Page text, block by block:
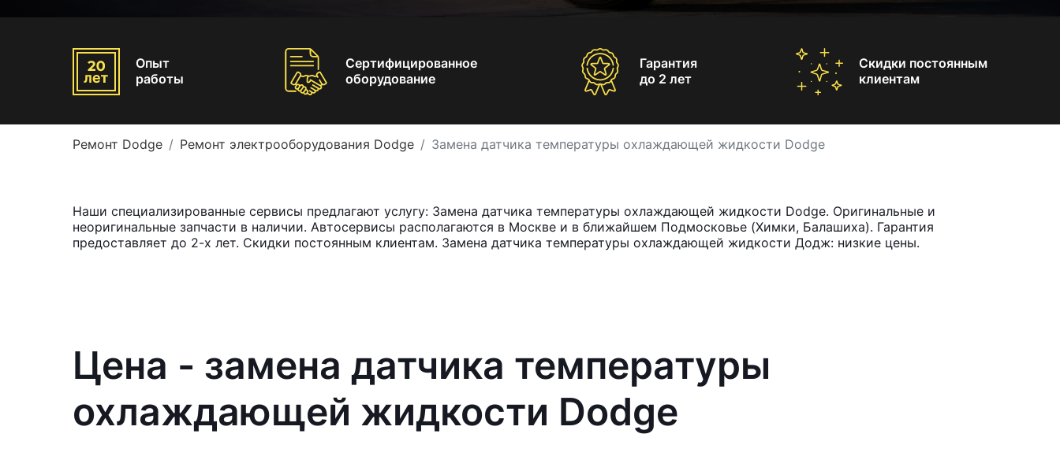
Опыт
работы
Сертифицированное
оборудование
Гарантия
до 2 лет
Скидки постоянным
клиентам
Ремонт Dodge Ремонт электрооборудования Dodge Замена датчика температуры охлаждающей жидкости Dodge
Наши специализированные сервисы предлагают услугу: Замена датчика температуры охлаждающей жидкости Dodge. Оригинальные и
неоригинальные запчасти в наличии. Автосервисы располагаются в Москве и в ближайшем Подмосковье (Химки, Балашиха). Гарантия
предоставляет до 2-х лет. Скидки постоянным клиентам. Замена датчика температуры охлаждающей жидкости Додж: низкие цены.
Цена - замена датчика температуры
охлаждающей жидкости Dodge